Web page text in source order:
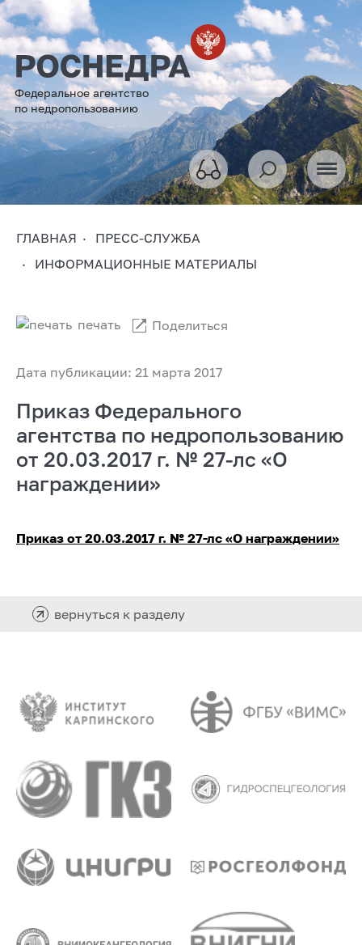
Федеральное агентство
по недропользованию
ГЛАВНАЯ
ПРЕСС-СЛУЖБА
ИНФОРМАЦИОННЫЕ МАТЕРИАЛЫ
Дата публикации: 21 марта 2017
печать Поделиться
Приказ Федерального
агентства по недропользованию
от 20.03.2017 г. № 27-лс «О
награждении»
Приказ от 20.03.2017 г. № 27-лс «О награждении»
вернуться к разделу